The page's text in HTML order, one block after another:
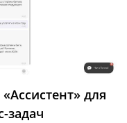
для
задач